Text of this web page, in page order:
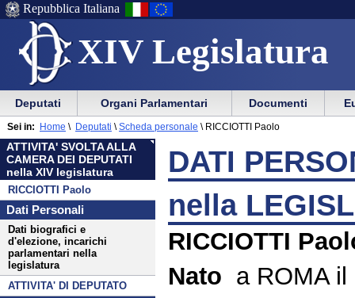
XIV Legislatura
Menu
di
ausilio
alla
navigazione
Vai
Menu
di
navigazione
principale
Repubblica Italiana
Menu
di
navigazione
principale
Vai
menu
di
sezione
Deputati Organi Parlamentari Documenti
ATTIVITA' SVOLTA ALLA
CAMERA DEI DEPUTATI
nella XIV legislatura
RICCIOTTI Paolo
Dati Personali
Dati biografici e
d'elezione, incarichi
parlamentari nella
legislatura
ATTIVITA' DI DEPUTATO
Sei in: Home \ Deputati \ Scheda personale \ RICCIOTTI Paolo
DATI
nella
RICCIOTTI
Nato a ROMA